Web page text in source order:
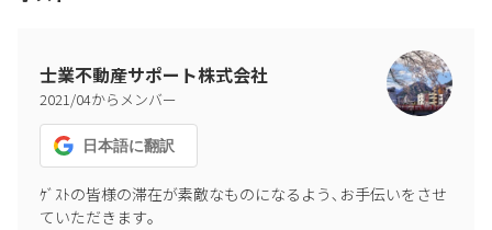
士業不動産サポート株式会社
2021 /04からメンバー
日本語に翻訳
ｹﾞｽﾄの皆様の滞在が素敵なものになるよう､お手伝いをさせ
ていただきます｡